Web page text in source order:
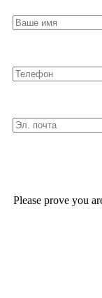
Please prove you